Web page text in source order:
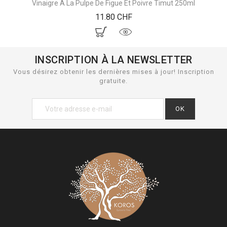
Vinaigre À La Pulpe De Figue Et Poivre Timut 250ml
11.80 CHFPrix
INSCRIPTION À LA NEWSLETTER
Vous désirez obtenir les dernières mises à jour! Inscription
gratuite.